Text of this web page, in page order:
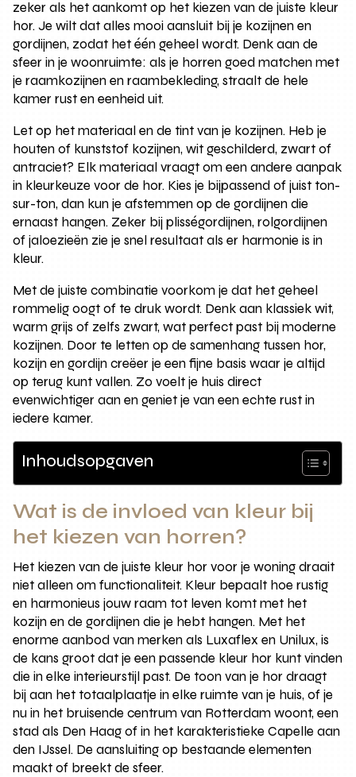
zeker als het aankomt op het kiezen van de juiste kleur
hor. Je wilt dat alles mooi aansluit bij je kozijnen en
gordijnen, zodat het één geheel wordt. Denk aan de
sfeer in je woonruimte: als je horren goed matchen met
je raamkozijnen en raambekleding, straalt de hele
kamer rust en eenheid uit.
Let op het materiaal en de tint van je kozijnen. Heb je
houten of kunststof kozijnen, wit geschilderd, zwart of
antraciet? Elk materiaal vraagt om een andere aanpak
in kleurkeuze voor de hor. Kies je bijpassend of juist ton-
sur-ton, dan kun je afstemmen op de gordijnen die
ernaast hangen. Zeker bij plisségordijnen, rolgordijnen
of jaloezieën zie je snel resultaat als er harmonie is in
kleur.
Met de juiste combinatie voorkom je dat het geheel
rommelig oogt of te druk wordt. Denk aan klassiek wit,
warm grijs of zelfs zwart, wat perfect past bij moderne
kozijnen. Door te letten op de samenhang tussen hor,
kozijn en gordijn creëer je een fijne basis waar je altijd
op terug kunt vallen. Zo voelt je huis direct
evenwichtiger aan en geniet je van een echte rust in
iedere kamer.
Inhoudsopgaven
Wat is de invloed van kleur bij
het kiezen van horren?
Het kiezen van de juiste kleur hor voor je woning draait
niet alleen om functionaliteit. Kleur bepaalt hoe rustig
en harmonieus jouw raam tot leven komt met het
kozijn en de gordijnen die je hebt hangen. Met het
enorme aanbod van merken als Luxaflex en Unilux, is
de kans groot dat je een passende kleur hor kunt vinden
die in elke interieurstijl past. De toon van je hor draagt
bij aan het totaalplaatje in elke ruimte van je huis, of je
nu in het bruisende centrum van Rotterdam woont, een
stad als Den Haag of in het karakteristieke Capelle aan
den IJssel. De aansluiting op bestaande elementen
maakt of breekt de sfeer.